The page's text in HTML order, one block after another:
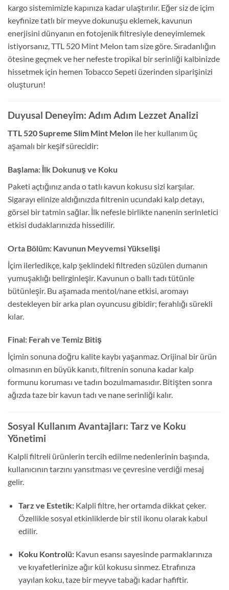
kargo sistemimizle kapınıza kadar ulaştırılır. Eğer siz de içim
keyfinize tatlı bir meyve dokunuşu eklemek, kavunun
enerjisini dünyanın en fotojenik filtresiyle deneyimlemek
istiyorsanız, TTL 520 Mint Melon tam size göre. Sıradanlığın
ötesine geçmek ve her nefeste tropikal bir serinliği kalbinizde
hissetmek için hemen Tobacco Sepeti üzerinden siparişinizi
oluşturun!
Duyusal Deneyim: Adım Adım Lezzet Analizi
TTL 520 Supreme Slim Mint Melon ile her kullanım üç
aşamalı bir keşif sürecidir:
Başlama: İlk Dokunuş ve Koku
Paketi açtığınız anda o tatlı kavun kokusu sizi karşılar.
Sigarayı elinize aldığınızda filtrenin ucundaki kalp detayı,
görsel bir tatmin sağlar. İlk nefesle birlikte nanenin serinletici
etkisi dudaklarınızda hissedilir.
Orta Bölüm: Kavunun Meyvemsi Yükselişi
İçim ilerledikçe, kalp şeklindeki filtreden süzülen dumanın
yumuşaklığı belirginleşir. Kavunun o ballı tadı tütünle
bütünleşir. Bu aşamada mentol/nane etkisi, aromayı
destekleyen bir arka plan oyuncusu gibidir; ferahlığı sürekli
kılar.
Final: Ferah ve Temiz Bitiş
İçimin sonuna doğru kalite kaybı yaşanmaz. Orijinal bir ürün
olmasının en büyük kanıtı, filtrenin sonuna kadar kalp
formunu koruması ve tadın bozulmamasıdır. Bitişten sonra
ağızda taze bir kavun tadı ve nane serinliği kalır.
Sosyal Kullanım Avantajları: Tarz ve Koku
Yönetimi
Kalpli filtreli ürünlerin tercih edilme nedenlerinin başında,
kullanıcının tarzını yansıtması ve çevresine verdiği mesaj
gelir.
Tarz ve Estetik:Kalpli filtre, her ortamda dikkat çeker.
Özellikle sosyal etkinliklerde bir stil ikonu olarak kabul
edilir.
Koku Kontrolü:Kavun esansı sayesinde parmaklarınıza
ve kıyafetlerinize ağır kül kokusu sinmez. Etrafınıza
yayılan koku, taze bir meyve tabağı kadar hafiftir.